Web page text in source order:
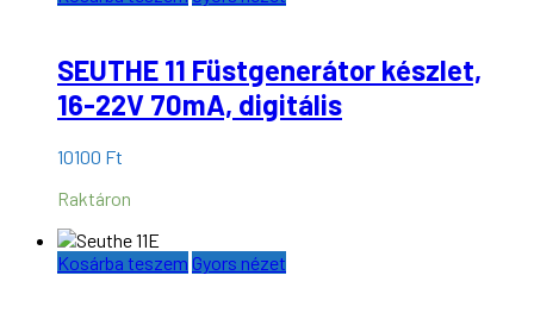
SEUTHE 11 Füstgenerátor készlet,
16-22V 70mA, digitális
10100 Ft
Raktáron
Kosárba teszem Gyors nézet